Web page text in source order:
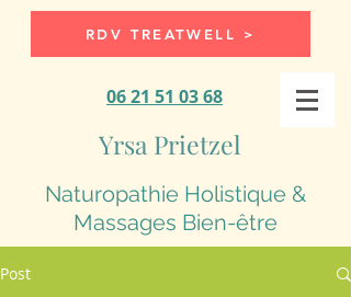
RDV TREATWELL >
06 21 51 03 68
Yrsa Prietzel
Naturopathie Holistique &
Massages Bien-être
Post